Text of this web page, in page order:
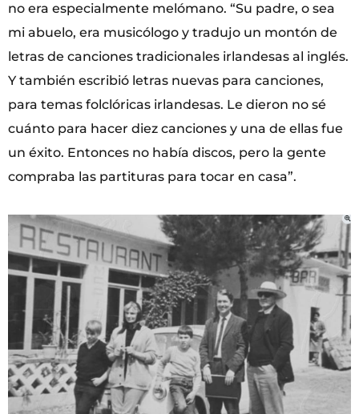
no era especialmente melómano. “Su padre, o sea
mi abuelo, era musicólogo y tradujo un montón de
letras de canciones tradicionales irlandesas al inglés.
Y también escribió letras nuevas para canciones,
para temas folclóricas irlandesas. Le dieron no sé
cuánto para hacer diez canciones y una de ellas fue
un éxito. Entonces no había discos, pero la gente
compraba las partituras para tocar en casa”.